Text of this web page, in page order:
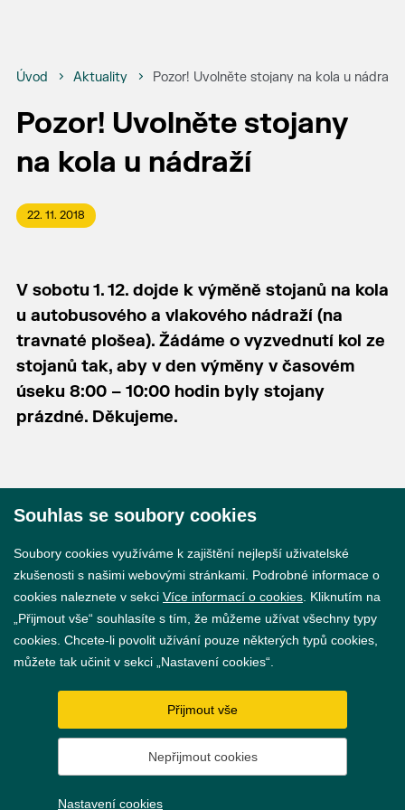
Úvod Aktuality Pozor! Uvolněte stojany na kola u nádraží
Pozor! Uvolněte stojany
na kola u nádraží
22. 11. 2018
V sobotu 1. 12. dojde k výměně stojanů na kola
u autobusového a vlakového nádraží (na
travnaté plošea). Žádáme o vyzvednutí kol ze
stojanů tak, aby v den výměny v časovém
úseku 8:00 – 10:00 hodin byly stojany
prázdné. Děkujeme.
GDPR
Nastavení cookies
Souhlas se soubory cookies
Soubory cookies využíváme k zajištění nejlepší uživatelské
zkušenosti s našimi webovými stránkami. Podrobné informace o
cookies naleznete v sekci Více informací o cookies . Kliknutím na
„Přijmout vše“ souhlasíte s tím, že můžeme užívat všechny typy
cookies. Chcete-li povolit užívání pouze některých typů cookies,
můžete tak učinit v sekci „Nastavení cookies“.
Přijmout vše
Nepřijmout cookies
Nastavení cookies